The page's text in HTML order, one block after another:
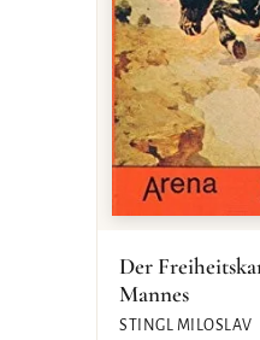
Der
Mannes
STINGL MILOSLAV